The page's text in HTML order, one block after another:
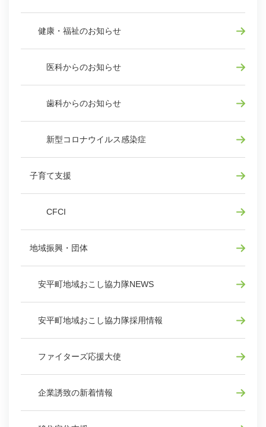
健康・福祉のお知らせ
医科からのお知らせ
歯科からのお知らせ
新型コロナウイルス感染症
子育て支援
CFCI
地域振興・団体
安平町地域おこし協力隊NEWS
安平町地域おこし協力隊採用情報
ファイターズ応援大使
企業誘致の新着情報